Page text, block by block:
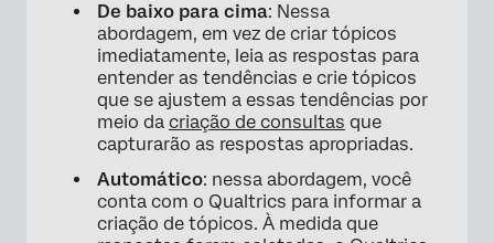
De baixo para cima: Nessa
abordagem, em vez de criar tópicos
imediatamente, leia as respostas para
entender as tendências e crie tópicos
que se ajustem a essas tendências por
meio da criação de consultas que
capturarão as respostas apropriadas.
Automático: nessa abordagem, você
conta com o Qualtrics para informar a
criação de tópicos. À medida que